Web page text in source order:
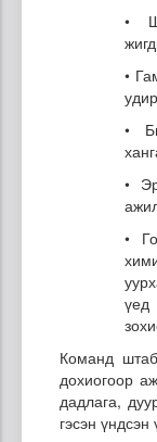
•
•
•
•
•
Команд
дохиогоор
дадлага,
гэсэн